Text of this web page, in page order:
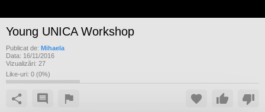
Young UNICA Workshop
Publicat de: Mihaela
Data: 16/11/2016
Vizualizări: 27
Like-uri: 0 (0%)